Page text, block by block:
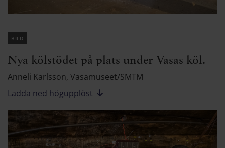
bild
Nya kölstödet på plats under Vasas köl.
Anneli Karlsson, Vasamuseet/SMTM
Ladda ned högupplöst